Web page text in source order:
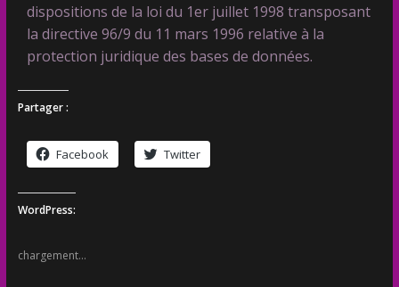
dispositions de la loi du 1er juillet 1998 transposant
la directive 96/9 du 11 mars 1996 relative à la
protection juridique des bases de données.
Partager :
Facebook Twitter
WordPress:
chargement…